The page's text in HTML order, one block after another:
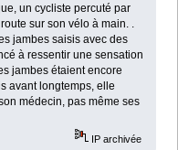
un cycliste percuté par
sur son vélo à main. .
jambes saisis avec des
à ressentir une sensation
jambes étaient encore
avant longtemps, elle
médecin, pas même ses
IP archivée